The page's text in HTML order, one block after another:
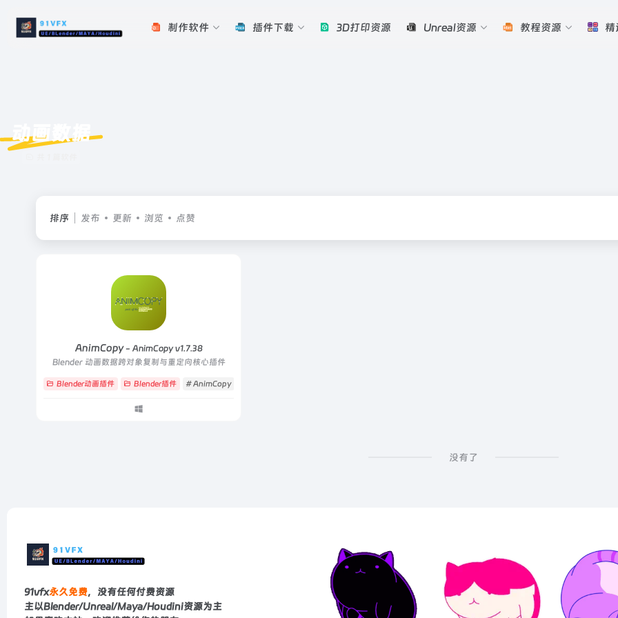
制作软件 插件下载 3D打印资源 Unreal资源 教程资源 精
动画数据
排序 发布 更新 浏览 点赞
AnimCopy- AnimCopy v1.7.38
Blender 动画数据跨对象复制与重定向核心插件
Blender动画插件 Blender插件 # AnimCopy
没有了
91vfx永久免费，没有任何付费资源
主以Blender/Unreal/Maya/Houdini资源为主